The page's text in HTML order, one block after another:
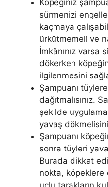
Köpeğiniz
sürmenizi
kaçmaya
ürkütmemeli ve
İmkânınız varsa
dökerken
ilgilenmesini
Şampuanı
dağıtmalısınız.
şekilde
yavaş
Şampuanı
sonra tüyleri
Burada dikkat
nokta, köpeklere